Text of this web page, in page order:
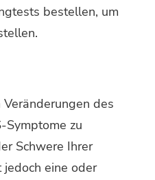
bestellen, um
des
Symptome zu
Schwere Ihrer
jedoch eine oder